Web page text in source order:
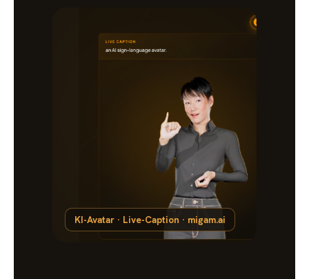
KI-Avatar · Live-Caption · migam.ai